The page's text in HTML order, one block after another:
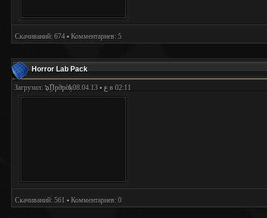
Скачиваний: 674 ▪ Комментариев: 5
Horror Lab Pack
Загрузил: ๖ۣۜПpỡpờķع ▪ 08.04.13 в 02:11
Скачиваний: 561 ▪ Комментариев: 0